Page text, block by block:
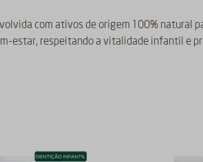
com ativos de origem 100% natural
estar, respeitando a vitalidade infantil e